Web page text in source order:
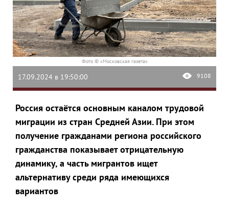
Фото © «Московская газета»
17.09.2024 в 19:50:00 9108
Россия остаётся основным каналом трудовой
миграции из стран Средней Азии. При этом
получение гражданами региона российского
гражданства показывает отрицательную
динамику, а часть мигрантов ищет
альтернативу среди ряда имеющихся
вариантов